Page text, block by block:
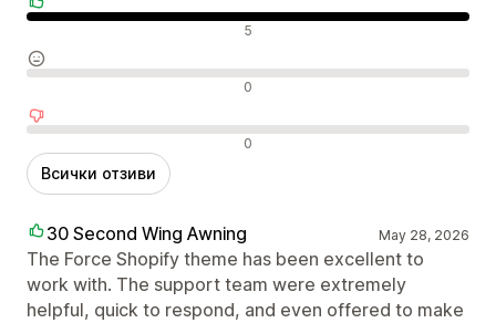
5
0
0
Всички отзиви
30 Second Wing Awning May 28, 2026
The Force Shopify theme has been excellent to
work with. The support team were extremely
helpful, quick to respond, and even offered to make